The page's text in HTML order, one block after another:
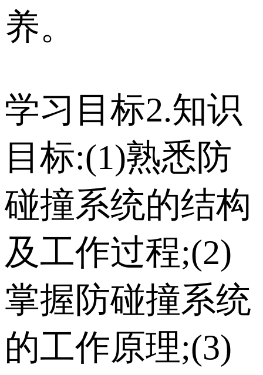
养。
学习目标2.知识
目标:(1)熟悉防
碰撞系统的结构
及工作过程;(2)
掌握防碰撞系统
的工作原理;(3)